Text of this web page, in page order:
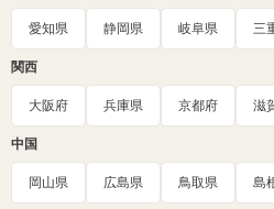
愛知県 静岡県 岐阜県 三
関西
大阪府 兵庫県 京都府 滋
中国
岡山県 広島県 鳥取県 島